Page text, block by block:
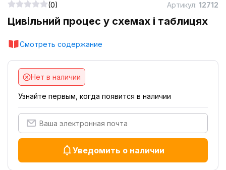
Цивільний процес у схемах і таблицях
Смотреть содержание
(0) Артикул: 12712
Нет в наличии
Узнайте первым, когда появится в наличии
Уведомить о наличии